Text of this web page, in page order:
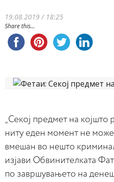
19.08.2019 / 18:25
Share this...
„Секој предмет на којшто
ниту еден момент не може
вмешан во нешто
изјави Обвинителката
по завршувањето на